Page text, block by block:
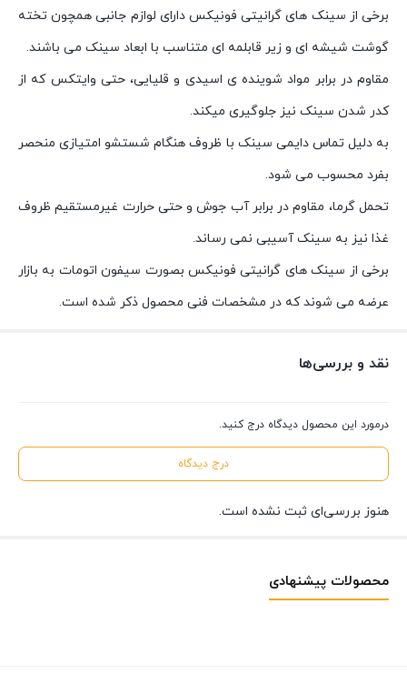
برخی از سینک های گرانیتی فونیکس دارای لوازم جانبی همچون تخته
گوشت شیشه ای و زیر قابلمه ای متناسب با ابعاد سینک می باشند.
مقاوم در برابر مواد شوینده ی اسیدی و قلیایی، حتی وایتکس که از
کدر شدن سینک نیز جلوگیری میکند.
به دلیل تماس دایمی سینک با ظروف هنگام شستشو امتیازی منحصر
بفرد محسوب می شود.
تحمل گرما، مقاوم در برابر آب جوش و حتی حرارت غیرمستقیم ظروف
غذا نیز به سینک آسیبی نمی رساند.
برخی از سینک های گرانیتی فونیکس بصورت سیفون اتومات به بازار
عرضه می شوند که در مشخصات فنی محصول ذکر شده است.
نقد و بررسی‌ها
درمورد این محصول دیدگاه درج کنید.
درج دیدگاه
هنوز بررسی‌ای ثبت نشده است.
محصولات پیشنهادی